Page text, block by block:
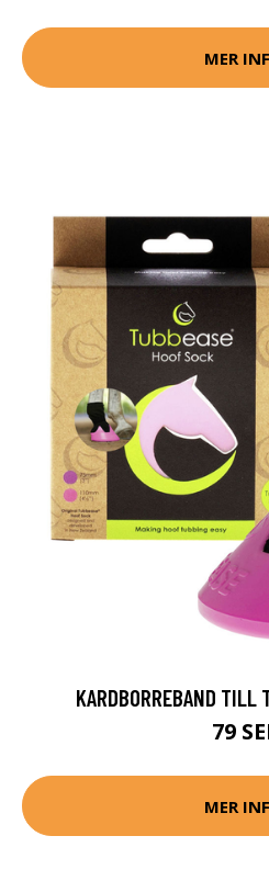
MER
KARDBORREBAND TILL
79
MER